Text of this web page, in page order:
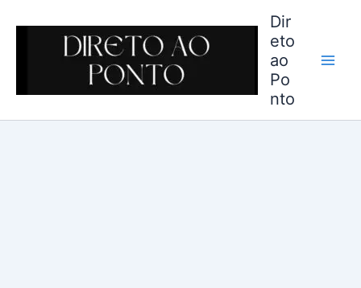
para
Dir
eto
ao
Po
nto